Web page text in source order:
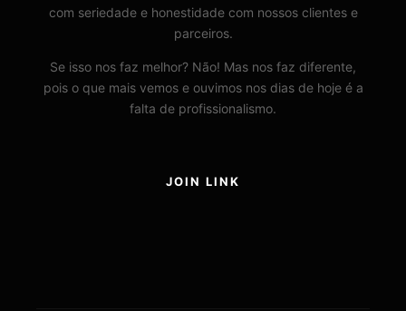
com seriedade e honestidade com nossos clientes e
parceiros.
Se isso nos faz melhor? Não! Mas nos faz diferente,
pois o que mais vemos e ouvimos nos dias de hoje é a
falta de profissionalismo.
JOIN LINK